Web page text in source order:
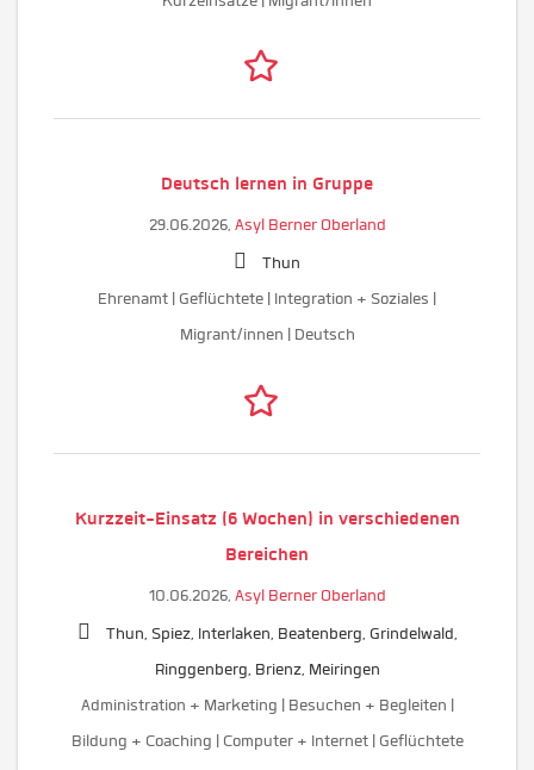
Deutsch lernen in Gruppe
29.06.2026, Asyl Berner Oberland
Thun
Ehrenamt | Geflüchtete | Integration + Soziales |
Migrant/innen | Deutsch
Kurzzeit-Einsatz (6 Wochen) in verschiedenen
Bereichen
10.06.2026, Asyl Berner Oberland
Thun, Spiez, Interlaken, Beatenberg, Grindelwald,
Ringgenberg, Brienz, Meiringen
Administration + Marketing | Besuchen + Begleiten |
Bildung + Coaching | Computer + Internet | Geflüchtete